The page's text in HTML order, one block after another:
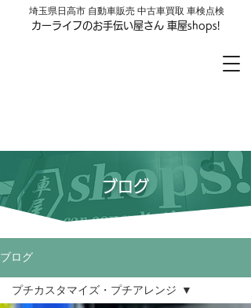
​埼玉県日高市 自動車販売 中古車買取 車検点検
カーライフのお手伝い屋さん 車屋shops!
ブログ
ブログ
プチカスタマイズ・プチアレンジ